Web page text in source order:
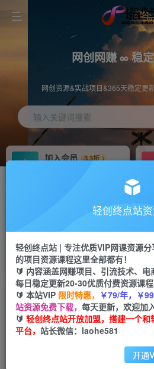
网创网赚 ∞ 稳
网创资源&实战项目&365天稳定更
输入关键词搜索
加入会员
3.3折
推广返佣高达70%
投稿专区 免费
教程必须完整详细
轻创终点站
轻创终点站 | 专注优质VIP网课资源
的项目资源课程这里全部都有！
🔰 内容涵盖网赚项目、引流技术、电
每日稳定更新20-30优质付费资源课程
🔰 本站VIP 限时特惠， ￥79/年，￥
站资源免费下载， 每天更新，欢迎加入
🔰 轻创终点站开放加盟，搭建一个
平台， 站长微信：laohe581
开通